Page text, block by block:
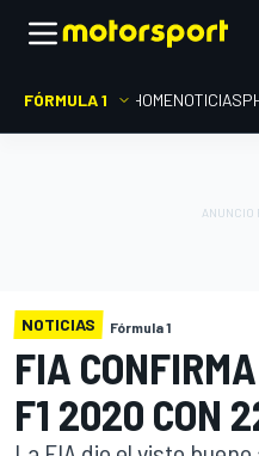
FÓRMULA 1 HOMENOTICIAS
NOTICIAS Fórmula 1
FIA
F1 2020 CON